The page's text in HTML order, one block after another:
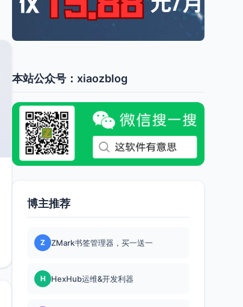
本站公众号：xiaozblog
博主推荐
Z ZMark书签管理器，买一送一
H HexHub运维&开发利器